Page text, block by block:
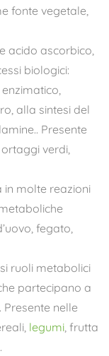
fonte vegetale,
acido ascorbico,
biologici:
alla sintesi del
Presente
verdi,
in molte reazioni
fegato,
ruoli metabolici
partecipano a
nelle
legumi, frutta